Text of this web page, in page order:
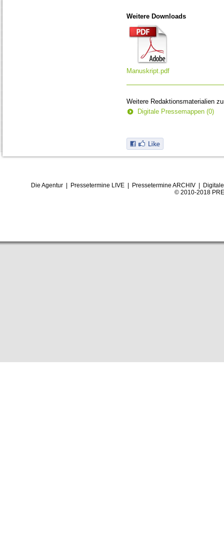
Weitere Downloads
Manuskript.pdf
Weitere Redaktionsmaterialien
Digitale Pressemappen (0)
Die Agentur| Pressetermine LIVE| Pressetermine ARCHIV|
© 2010-2018